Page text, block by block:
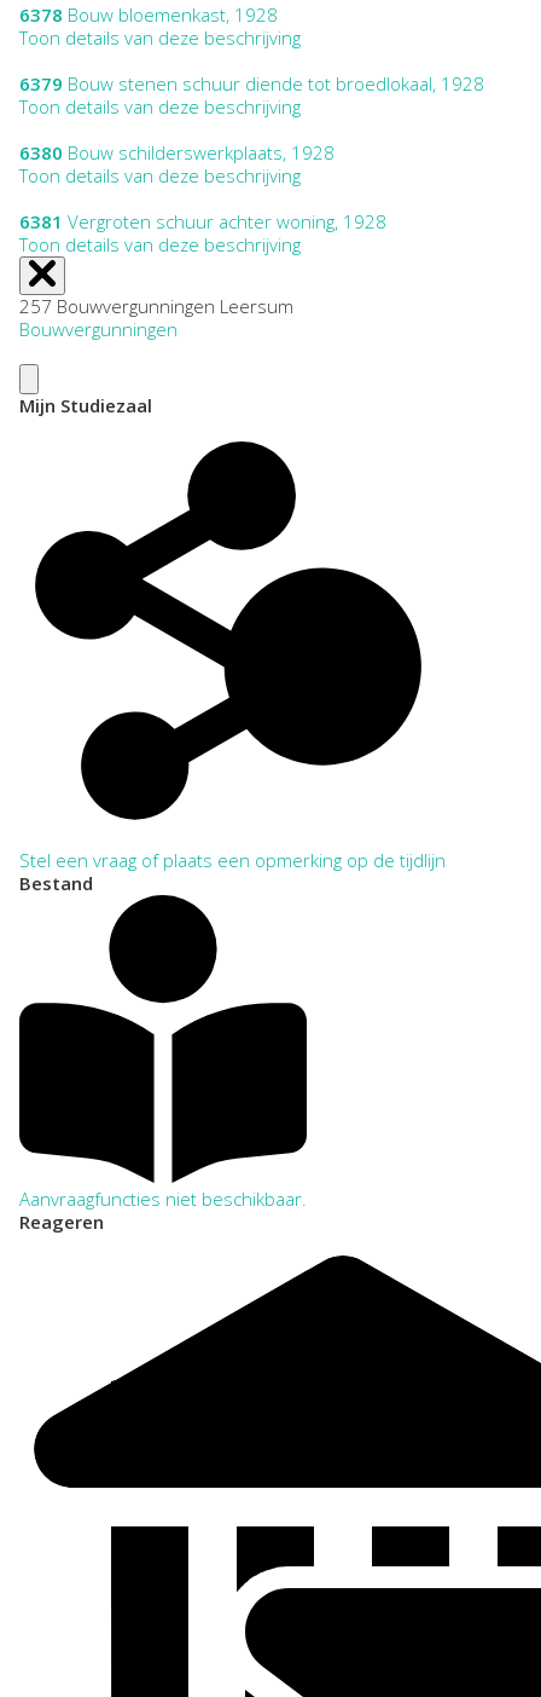
6378 Bouw bloemenkast, 1928
Toon details van deze beschrijving
6379 Bouw stenen schuur diende tot broedlokaal, 1928
Toon details van deze beschrijving
6380 Bouw schilderswerkplaats, 1928
Toon details van deze beschrijving
6381 Vergroten schuur achter woning, 1928
Toon details van deze beschrijving
257 Bouwvergunningen Leersum
Bouwvergunningen
Mijn Studiezaal
Stel een vraag of plaats een opmerking op de tijdlijn
Bestand
Aanvraagfuncties niet beschikbaar.
Reageren